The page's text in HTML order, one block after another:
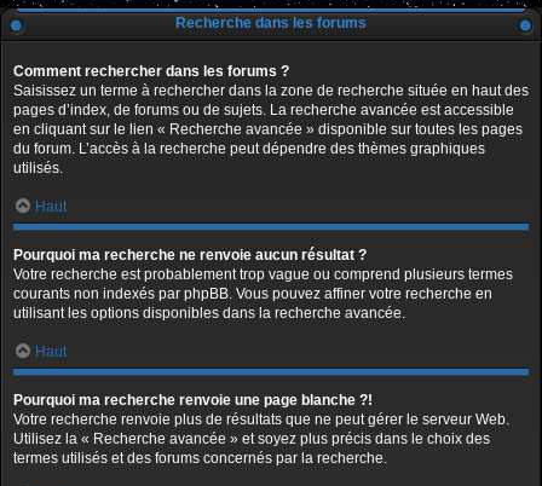
Recherche dans les forums
Comment rechercher dans les forums ?
Saisissez un terme à rechercher dans la zone de recherche située en haut des
pages d’index, de forums ou de sujets. La recherche avancée est accessible
en cliquant sur le lien « Recherche avancée » disponible sur toutes les pages
du forum. L’accès à la recherche peut dépendre des thèmes graphiques
utilisés.
Haut
Pourquoi ma recherche ne renvoie aucun résultat ?
Votre recherche est probablement trop vague ou comprend plusieurs termes
courants non indexés par phpBB. Vous pouvez affiner votre recherche en
utilisant les options disponibles dans la recherche avancée.
Haut
Pourquoi ma recherche renvoie une page blanche ?!
Votre recherche renvoie plus de résultats que ne peut gérer le serveur Web.
Utilisez la « Recherche avancée » et soyez plus précis dans le choix des
termes utilisés et des forums concernés par la recherche.